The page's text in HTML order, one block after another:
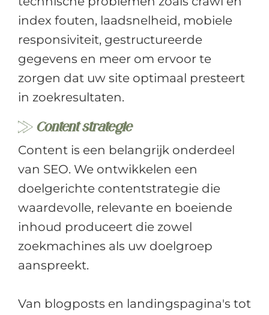
index fouten, laadsnelheid, mobiele
responsiviteit, gestructureerde
gegevens en meer om ervoor te
zorgen dat uw site optimaal presteert
in zoekresultaten.
Content strategie
Content is een belangrijk onderdeel
van SEO. We ontwikkelen een
doelgerichte contentstrategie die
waardevolle, relevante en boeiende
inhoud produceert die zowel
zoekmachines als uw doelgroep
aanspreekt.
Van blogposts en landingspagina's tot